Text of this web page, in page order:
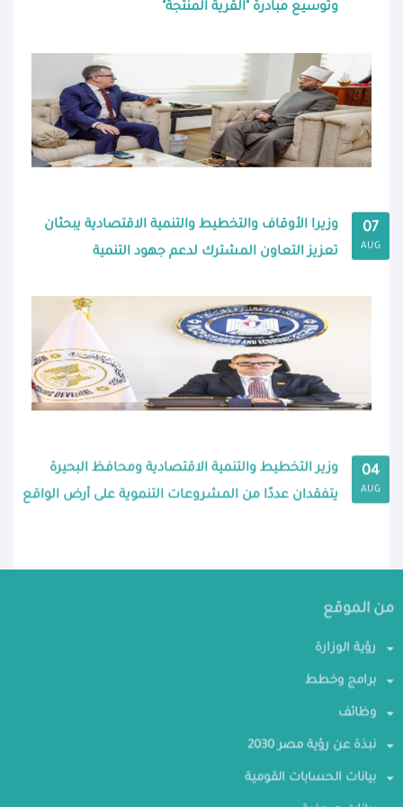
وتوسيع مبادرة "القرية المنتجة"
07
AUG
وزيرا الأوقاف والتخطيط والتنمية الاقتصادية يبحثان
تعزيز التعاون المشترك لدعم جهود التنمية
04
AUG
وزير التخطيط والتنمية الاقتصادية ومحافظ البحيرة
يتفقدان عددًا من المشروعات التنموية على أرض الواقع
من الموقع
رؤية الوزارة
برامج وخطط
وظائف
نبذة عن رؤية مصر 2030
بيانات الحسابات القومية